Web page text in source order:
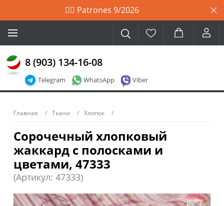
🙋‍♀️ Patrones 9/2026
Telegram WhatsApp Viber
8 (903) 134-16-08
Главная Ткани Хлопок
Сорочечный хлопковый
жаккард с полосками и
цветами, 47333
(Артикул: 47333)